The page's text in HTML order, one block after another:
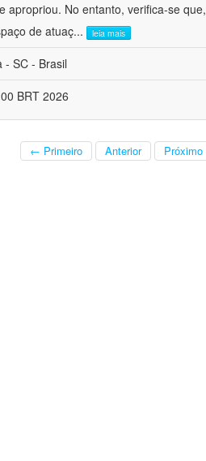
apropriou. No entanto, verifica-se que,
de atuaç... leia mais
- SC - Brasil
BRT 2026
← Primeiro Anterior Próximo